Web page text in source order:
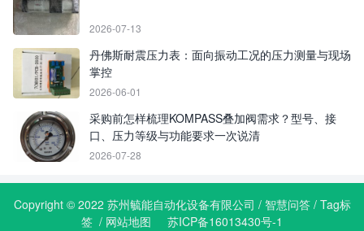
2026-07-13
丹佛斯耐震压力表：面向振动工况的压力测量与现场
掌控
2026-06-01
采购前怎样梳理KOMPASS叠加阀需求？型号、接
口、压力等级与功能要求一次说清
2026-07-28
Copyright © 2022 苏州毓能自动化设备有限公司 / 智慧问答/ Tag标
签 / 网站地图 苏ICP备16013430号-1